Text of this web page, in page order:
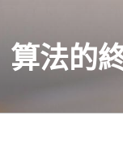
算法的